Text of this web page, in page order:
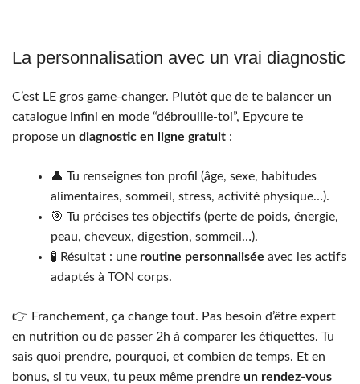
La personnalisation avec un vrai diagnostic
C’est LE gros game-changer. Plutôt que de te balancer un
catalogue infini en mode “débrouille-toi”, Epycure te
propose un diagnostic en ligne gratuit :
👤 Tu renseignes ton profil (âge, sexe, habitudes
alimentaires, sommeil, stress, activité physique…).
🎯 Tu précises tes objectifs (perte de poids, énergie,
peau, cheveux, digestion, sommeil…).
🧪 Résultat : une routine personnalisée avec les actifs
adaptés à TON corps.
👉 Franchement, ça change tout. Pas besoin d’être expert
en nutrition ou de passer 2h à comparer les étiquettes. Tu
sais quoi prendre, pourquoi, et combien de temps. Et en
bonus, si tu veux, tu peux même prendre un rendez-vous